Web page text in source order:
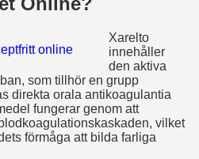
Xarelto
innehåller
den aktiva
som tillhör en grupp
direkta orala antikoagulantia
fungerar genom att
vilket
förmåga att bilda farliga